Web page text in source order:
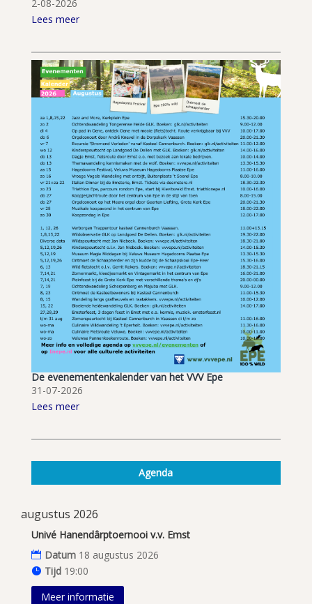
2-08-2026
Lees meer
De evenementenkalender van het VVV Epe
31-07-2026
Lees meer
Agenda
augustus 2026
Univé Hanendârptoernooi v.v. Emst
Datum 18 augustus 2026
Tijd 19:00
Meer informatie